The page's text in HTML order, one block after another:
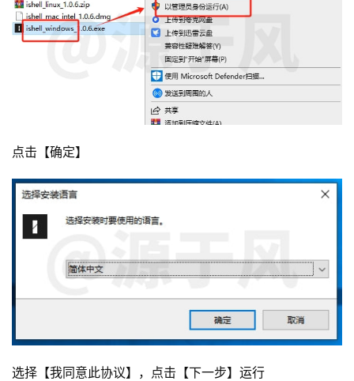
点击【确定】
选择【我同意此协议】，点击【下一步】运行